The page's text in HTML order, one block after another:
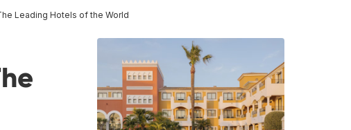
Leading Hotels of the World